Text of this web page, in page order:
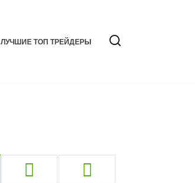
ЛУЧШИЕ ТОП ТРЕЙДЕРЫ